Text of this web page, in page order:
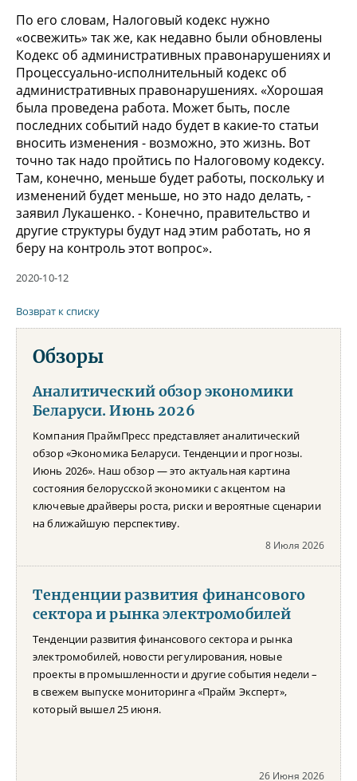
По его словам, Налоговый кодекс нужно
«освежить» так же, как недавно были обновлены
Кодекс об административных правонарушениях и
Процессуально-исполнительный кодекс об
административных правонарушениях. «Хорошая
была проведена работа. Может быть, после
последних событий надо будет в какие-то статьи
вносить изменения - возможно, это жизнь. Вот
точно так надо пройтись по Налоговому кодексу.
Там, конечно, меньше будет работы, поскольку и
изменений будет меньше, но это надо делать, -
заявил Лукашенко. - Конечно, правительство и
другие структуры будут над этим работать, но я
беру на контроль этот вопрос».
2020-10-12
Возврат к списку
Обзоры
Аналитический обзор экономики
Беларуси. Июнь 2026
Компания ПраймПресс представляет аналитический
обзор «Экономика Беларуси. Тенденции и прогнозы.
Июнь 2026». Наш обзор — это актуальная картина
состояния белорусской экономики с акцентом на
ключевые драйверы роста, риски и вероятные сценарии
на ближайшую перспективу.
8 Июля 2026
Тенденции развития финансового
сектора и рынка электромобилей
Тенденции развития финансового сектора и рынка
электромобилей, новости регулирования, новые
проекты в промышленности и другие события недели –
в свежем выпуске мониторинга «Прайм Эксперт»,
который вышел 25 июня.
26 Июня 2026